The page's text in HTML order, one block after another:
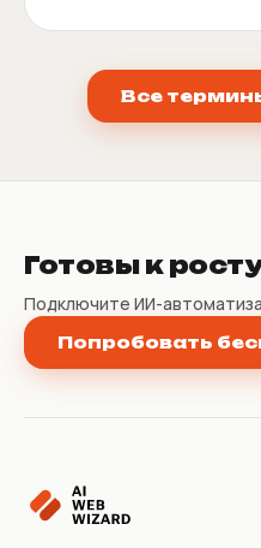
Все
Готовы к
Подключите ИИ-
Попробовать